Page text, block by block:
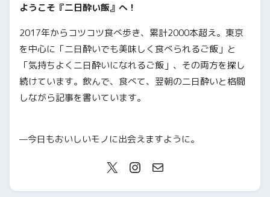
ようこそ『二日酔い飯』へ！
2017年からコツコツ食べ歩き、累計2000本超え。東京
を中心に「二日酔いでも美味しく食べられるご飯」と
「気持ちよく二日酔いになれるご飯」、その両方を探し
続けています。飲んで、食べて、翌朝の二日酔いと格闘
しながら記事を書いています。
—今日もおいしいモノに出会えますように。